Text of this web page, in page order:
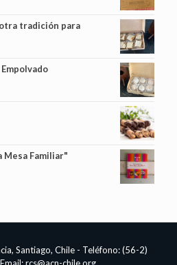
tradición para
Mesa Familiar"
Santiago, Chile - Teléfono: (56-2)
rcs@acn-chile.org